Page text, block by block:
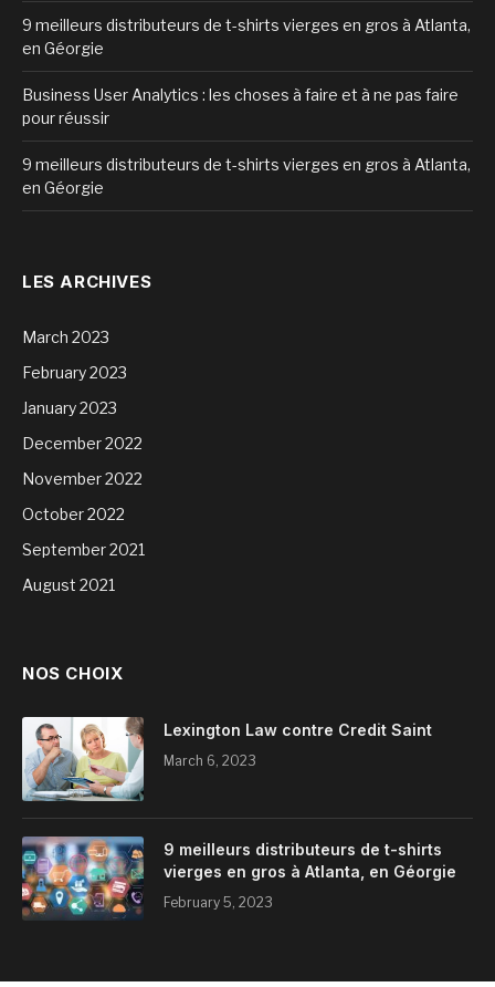
9 meilleurs distributeurs de t-shirts vierges en gros à Atlanta,
en Géorgie
Business User Analytics : les choses à faire et à ne pas faire
pour réussir
9 meilleurs distributeurs de t-shirts vierges en gros à Atlanta,
en Géorgie
LES ARCHIVES
March 2023
February 2023
January 2023
December 2022
November 2022
October 2022
September 2021
August 2021
NOS CHOIX
Lexington Law contre Credit Saint
March 6, 2023
9 meilleurs distributeurs de t-shirts
vierges en gros à Atlanta, en Géorgie
February 5, 2023